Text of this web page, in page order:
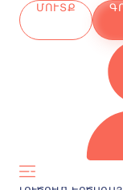
ՄՈՒՏՔ